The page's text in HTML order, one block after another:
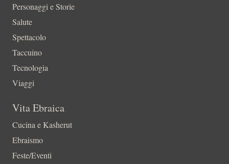
Personaggi e Storie
Salute
Spettacolo
Taccuino
Tecnologia
Viaggi
Vita Ebraica
Cucina e Kasherut
Ebraismo
Feste/Eventi